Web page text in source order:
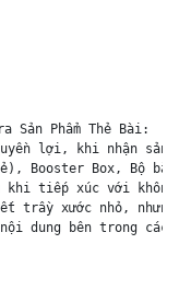
Sản Phẩm Thẻ Bài:
quyền lợi, khi nhận
Booster Box, Bộ
tiếp xúc với
xước nhỏ,
nội dung bên trong